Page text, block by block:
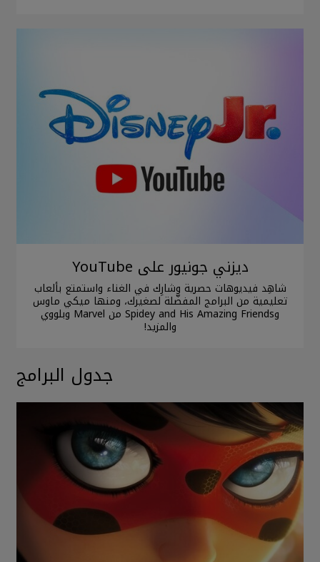
ديزني جونيور على YouTube
شاهِد فيديوهات حصرية وشارِك في الغناء واستمتع بألعاب
تعليمية من البرامج المفضّلة لصغيرك، ومنها ميكي ماوس
وSpidey and His Amazing Friends من Marvel وبلووي
والمزيد!
جدول البرامج